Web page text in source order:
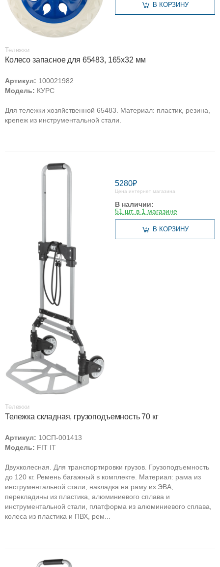
В КОРЗИНУ
Тележки
Колесо запасное для 65483, 165х32 мм
Артикул: 100021982
Модель: КУРС
Для тележки хозяйственной 65483. Материал: пластик, резина,
крепеж из инструментальной стали.
5280₽
Цена интернет магазина
В наличии:
51 шт. в 1 магазине
В КОРЗИНУ
Тележки
Тележка складная, грузоподъемность 70 кг
Артикул: 10СП-001413
Модель: FIT IT
Двухколесная. Для транспортировки грузов. Грузоподъемность
до 120 кг. Ремень багажный в комплекте. Материал: рама из
инструментальной стали, накладка на раму из ЭВА,
перекладины из пластика, алюминиевого сплава и
инструментальной стали, платформа из алюминиевого сплава,
колеса из пластика и ПВХ, рем...